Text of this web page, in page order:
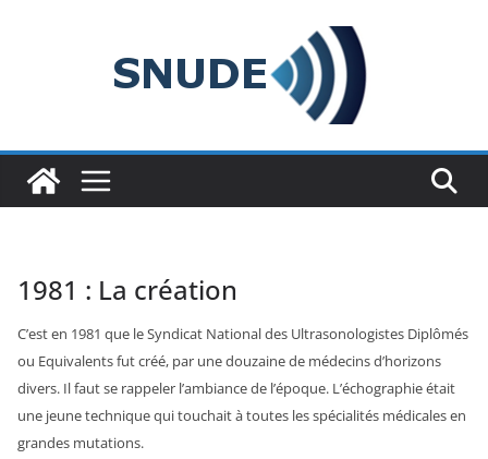
1981 : La création
C’est en 1981 que le Syndicat National des Ultrasonologistes Diplômés
ou Equivalents fut créé, par une douzaine de médecins d’horizons
divers. Il faut se rappeler l’ambiance de l’époque. L’échographie était
une jeune technique qui touchait à toutes les spécialités médicales en
grandes mutations.